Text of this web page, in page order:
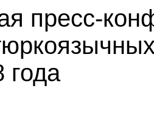
пресс-
года‎